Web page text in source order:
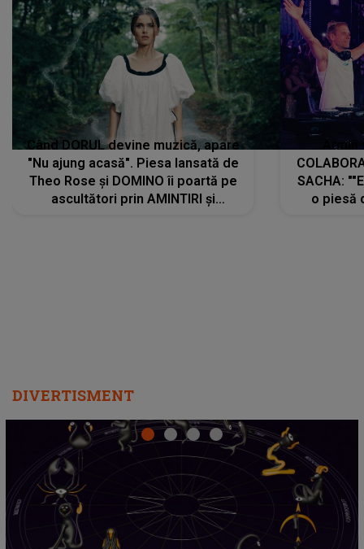
Când DORUL devine muzică, apare
"Nu ajung acasă". Piesa lansată de
Theo Rose și DOMINO îi poartă pe
ascultători prin AMINTIRI și
SACHA:
o piesă
DIVERTISMENT